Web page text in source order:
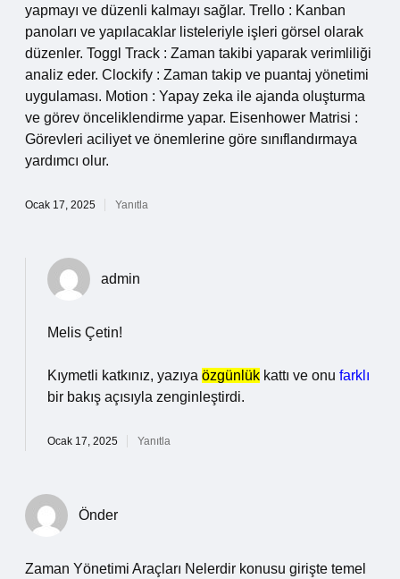
yapmayı ve düzenli kalmayı sağlar. Trello : Kanban
panoları ve yapılacaklar listeleriyle işleri görsel olarak
düzenler. Toggl Track : Zaman takibi yaparak verimliliği
analiz eder. Clockify : Zaman takip ve puantaj yönetimi
uygulaması. Motion : Yapay zeka ile ajanda oluşturma
ve görev önceliklendirme yapar. Eisenhower Matrisi :
Görevleri aciliyet ve önemlerine göre sınıflandırmaya
yardımcı olur.
Ocak 17, 2025 Yanıtla
admin
Melis Çetin!
Kıymetli katkınız, yazıya özgünlük kattı ve onu farklı
bir bakış açısıyla zenginleştirdi.
Ocak 17, 2025 Yanıtla
Önder
Zaman Yönetimi Araçları Nelerdir konusu girişte temel